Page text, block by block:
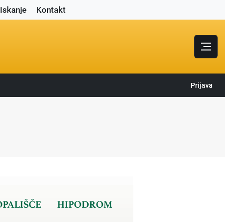
Iskanje Kontakt
Prijava